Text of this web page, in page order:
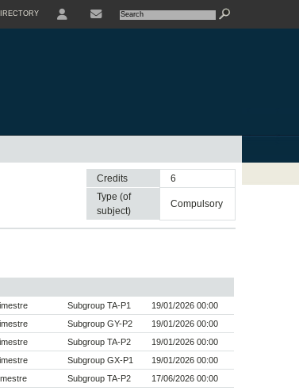
Credits
6
Type (of
subject)
compulsory
Subgroup TA-P1
19/01/2026 00:00
Subgroup GY-P2
19/01/2026 00:00
Subgroup TA-P2
19/01/2026 00:00
Subgroup GX-P1
19/01/2026 00:00
Subgroup TA-P2
17/06/2026 00:00